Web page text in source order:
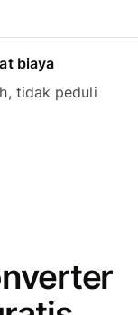
biaya
tidak peduli